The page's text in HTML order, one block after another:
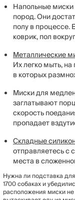
Напольные
пород. Они
полу в процессе.
коврик, пол
Металлические
Их легко мыть,
в которых
Миски для
заглатывают
скорость
пропадает
Складные
отправляетесь с
места в
Нужна ли подставка
1700 собаках и
расположения миски